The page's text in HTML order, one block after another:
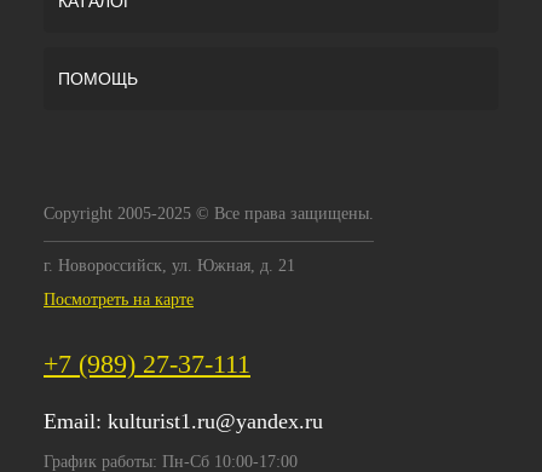
ПОМОЩЬ
Copyright 2005-2025 © Все права защищены.
г. Новороссийск, ул. Южная, д. 21
Посмотреть на карте
+7 (989) 27-37-111
Email: kulturist1.ru@yandex.ru
График работы: Пн-Сб 10:00-17:00